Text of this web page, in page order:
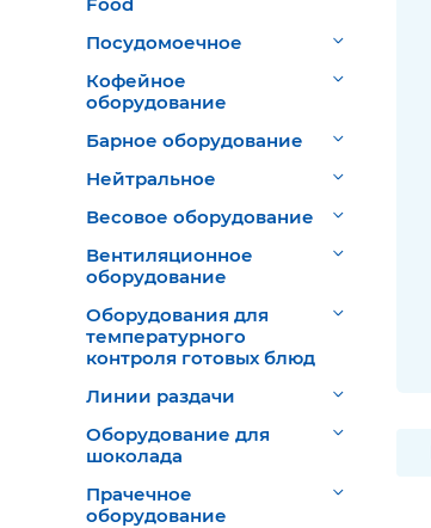
Посудомоечное
Кофейное
оборудование
Барное оборудование
Нейтральное
Весовое оборудование
Вентиляционное
оборудование
Оборудования для
температурного
контроля готовых блюд
Линии раздачи
Оборудование для
шоколада
Прачечное
оборудование
ОСЗ - Опытный
стекольный завод
ПАКС